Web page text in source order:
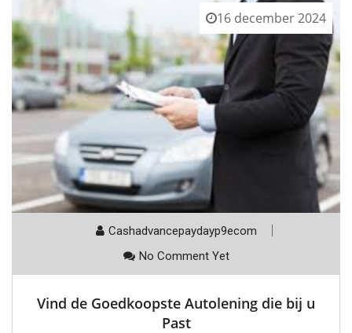
16 december 2024
Cashadvancepaydayp9ecom
No Comment Yet
Vind de Goedkoopste Autolening die bij u
Past